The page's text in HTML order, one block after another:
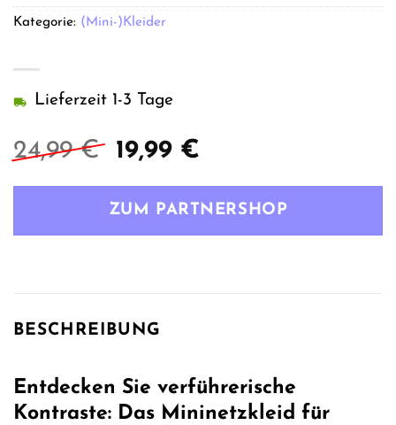
24,99€
Ursprünglicher
war:
19,99 €Aktueller
ist:
Lieferzeit 1-3 Tage
ZUM PARTNERSHOP
Kategorie: (Mini-)Kleider
BESCHREIBUNG
Entdecken Sie verführerische
Kontraste: Das Mininetzkleid für